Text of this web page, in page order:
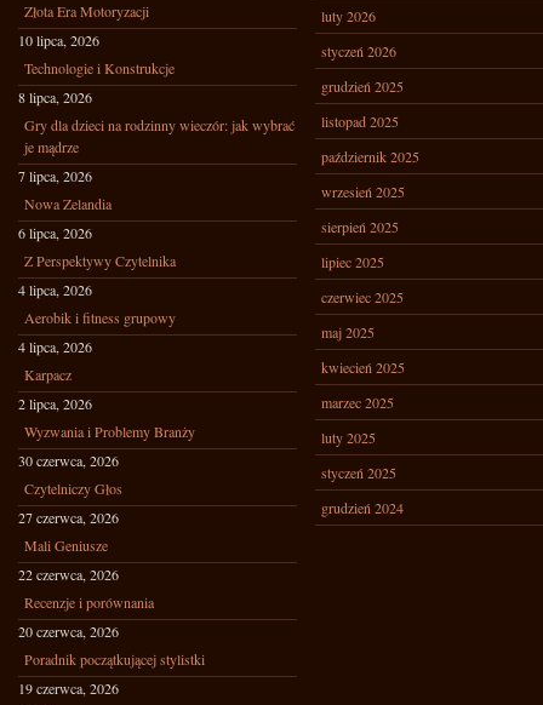
Złota Era Motoryzacji
10 lipca, 2026
Technologie i Konstrukcje
8 lipca, 2026
Gry dla dzieci na rodzinny wieczór: jak wybrać
je mądrze
7 lipca, 2026
Nowa Zelandia
6 lipca, 2026
Z Perspektywy Czytelnika
4 lipca, 2026
Aerobik i fitness grupowy
4 lipca, 2026
Karpacz
2 lipca, 2026
Wyzwania i Problemy Branży
30 czerwca, 2026
Czytelniczy Głos
27 czerwca, 2026
Mali Geniusze
22 czerwca, 2026
Recenzje i porównania
20 czerwca, 2026
Poradnik początkującej stylistki
19 czerwca, 2026
luty 2026
styczeń 2026
grudzień 2025
listopad 2025
październik 2025
wrzesień 2025
sierpień 2025
lipiec 2025
czerwiec 2025
maj 2025
kwiecień 2025
marzec 2025
luty 2025
styczeń 2025
grudzień 2024